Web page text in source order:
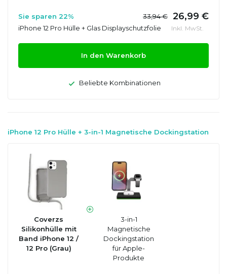
Sie sparen 22% 33,94 € 26,99 €
iPhone 12 Pro Hülle + Glas Displayschutzfolie Inkl. MwSt.
In den Warenkorb
Beliebte Kombinationen
iPhone 12 Pro Hülle + 3-in-1 Magnetische Dockingstation
Coverzs
Silikonhülle mit
Band iPhone 12 /
12 Pro (Grau)
3-in-1
Magnetische
Dockingstation
für Apple-
Produkte